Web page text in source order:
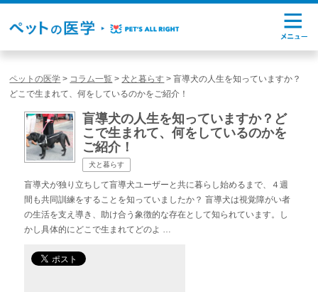
ペットの医学 > コラム一覧 >犬と暮らす >盲導犬の人生を知っていますか？
どこで生まれて、何をしているのかをご紹介！
盲導犬の人生を知っていますか？ど
こで生まれて、何をしているのかを
ご紹介！
犬と暮らす
盲導犬が独り立ちして盲導犬ユーザーと共に暮らし始めるまで、４週
間も共同訓練をすることを知っていましたか？ 盲導犬は視覚障がい者
の生活を支え導き、助け合う象徴的な存在として知られています。し
かし具体的にどこで生まれてどのよ …